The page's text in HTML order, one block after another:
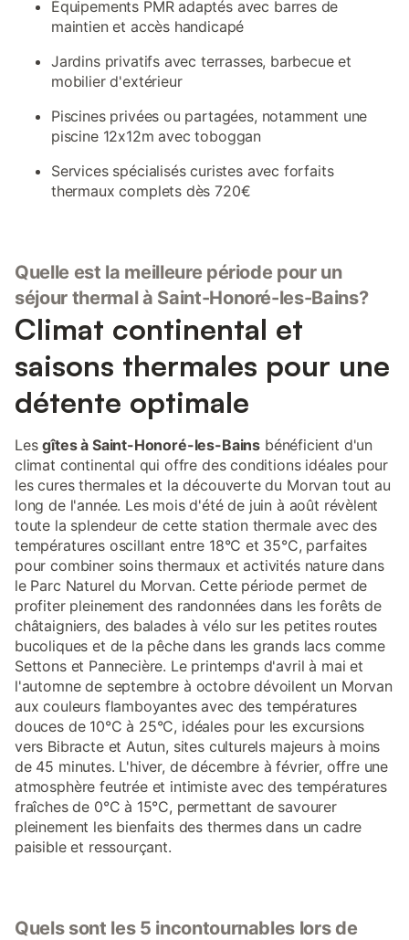
Équipements PMR adaptés avec barres de
maintien et accès handicapé
Jardins privatifs avec terrasses, barbecue et
mobilier d'extérieur
Piscines privées ou partagées, notamment une
piscine 12x12m avec toboggan
Services spécialisés curistes avec forfaits
thermaux complets dès 720€
Quelle est la meilleure période pour un
séjour thermal à Saint-Honoré-les-Bains?
Climat continental et
saisons thermales pour une
détente optimale
Lesgîtes à Saint-Honoré-les-Bains bénéficient d'un
climat continental qui offre des conditions idéales pour
les cures thermales et la découverte du Morvan tout au
long de l'année. Les mois d'été de juin à août révèlent
toute la splendeur de cette station thermale avec des
températures oscillant entre 18°C et 35°C, parfaites
pour combiner soins thermaux et activités nature dans
le Parc Naturel du Morvan. Cette période permet de
profiter pleinement des randonnées dans les forêts de
châtaigniers, des balades à vélo sur les petites routes
bucoliques et de la pêche dans les grands lacs comme
Settons et Pannecière. Le printemps d'avril à mai et
l'automne de septembre à octobre dévoilent un Morvan
aux couleurs flamboyantes avec des températures
douces de 10°C à 25°C, idéales pour les excursions
vers Bibracte et Autun, sites culturels majeurs à moins
de 45 minutes. L'hiver, de décembre à février, offre une
atmosphère feutrée et intimiste avec des températures
fraîches de 0°C à 15°C, permettant de savourer
pleinement les bienfaits des thermes dans un cadre
paisible et ressourçant.
Quels sont les 5 incontournables lors de